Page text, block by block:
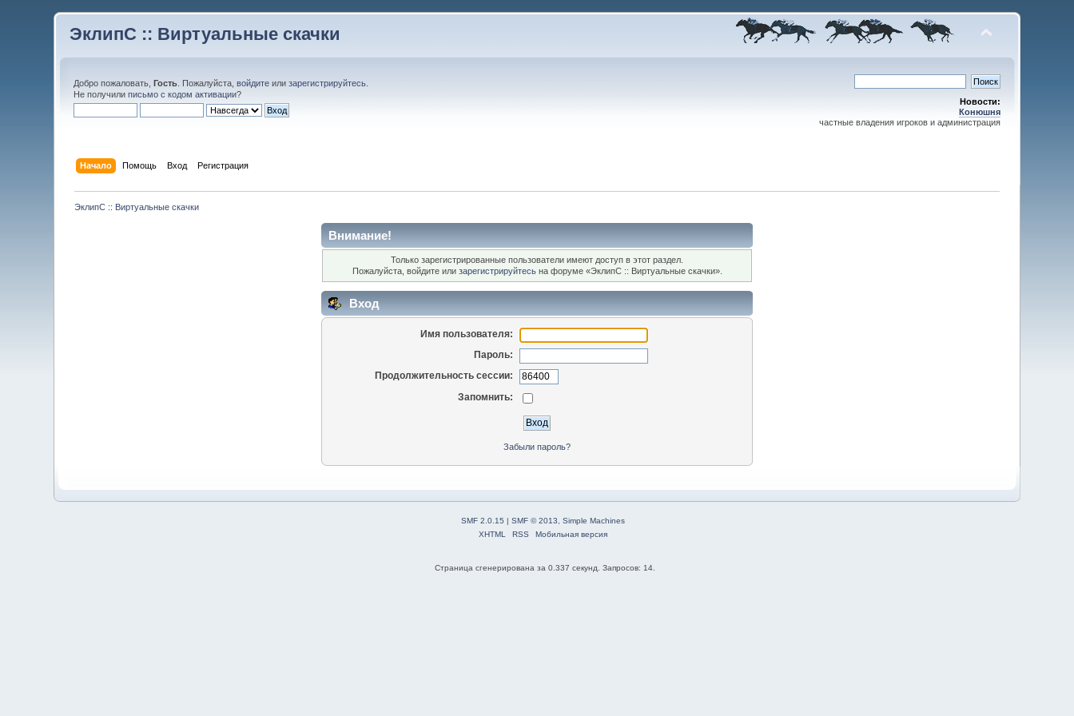
ЭклипС :: Виртуальные скачки
Добро пожаловать,Гость . Пожалуйста,войдите илизарегистрируйтесь
Не получилиписьмо с кодом активации?
Новости:
Конюшня
частные владения игроков и администрация
Начало Помощь Вход Регистрация
ЭклипС :: Виртуальные скачки
Внимание!
Только зарегистрированные пользователи имеют доступ в этот раздел.
Пожалуйста, войдите или зарегистрируйтесьна форуме «ЭклипС :: Виртуальные скачки».
Вход
Имя пользователя:
Пароль:
Продолжительность сессии:
Запомнить:
Забыли пароль?
SMF 2.0.15 | SMF © 2013
Simple Machines
XHTML
RSS Мобильная версия
Страница сгенерирована за 0.337 секунд. Запросов: 14.